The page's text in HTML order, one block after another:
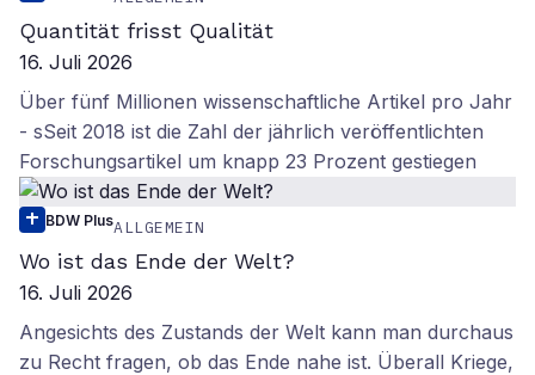
Quantität frisst Qualität
16. Juli 2026
Über fünf Millionen wissenschaftliche Artikel pro Jahr
- sSeit 2018 ist die Zahl der jährlich veröffentlichten
Forschungsartikel um knapp 23 Prozent gestiegen
BDW PlusALLGEMEIN
Wo ist das Ende der Welt?
16. Juli 2026
Angesichts des Zustands der Welt kann man durchaus
zu Recht fragen, ob das Ende nahe ist. Überall Kriege,